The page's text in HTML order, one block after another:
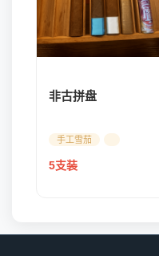
非古拼盘
手工雪茄
5支装